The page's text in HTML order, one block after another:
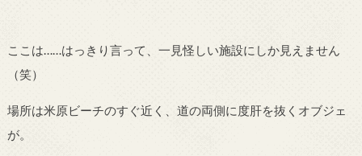
ここは……はっきり言って、一見怪しい施設にしか見えません
（笑）
場所は米原ビーチのすぐ近く、道の両側に度肝を抜くオブジェ
が。